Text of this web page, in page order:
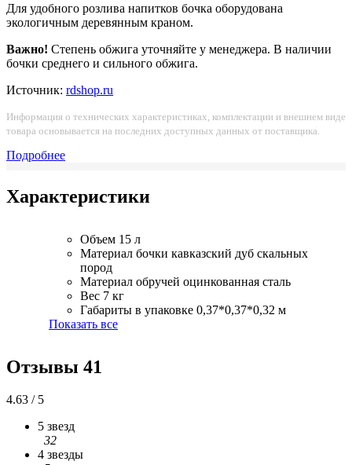
Для удобного розлива напитков бочка оборудована
экологичным деревянным краном.
Важно! Степень обжига уточняйте у менеджера. В наличии
бочки среднего и сильного обжига.
Источник: rdshop.ru
Информация о технических характеристиках, комплектации и внешнем виде
товара основывается на последних доступных данных от поставщика.
Подробнее
Характеристики
Объем 15 л
Материал бочки кавказский дуб скальных
пород
Материал обручей оцинкованная сталь
Вес 7 кг
Габариты в упаковке 0,37*0,37*0,32 м
Показать все
Отзывы 41
4.63 / 5
5 звезд
32
4 звезды